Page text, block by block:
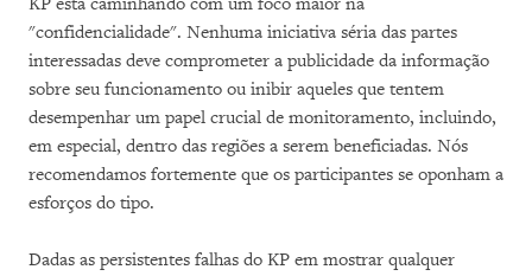
KP está caminhando com um foco maior na
"confidencialidade". Nenhuma iniciativa séria das partes
interessadas ​​deve comprometer a publicidade da informação
sobre seu funcionamento ou inibir aqueles que tentem
desempenhar um papel crucial de monitoramento, incluindo,
em especial, dentro das regiões a serem beneficiadas. Nós
recomendamos fortemente que os participantes se oponham a
esforços do tipo.
Dadas as persistentes falhas do KP em mostrar qualquer